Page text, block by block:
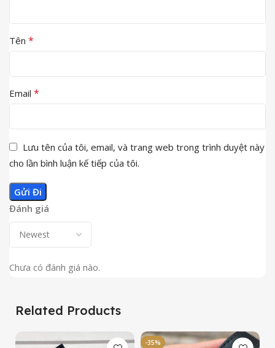
Đánh giá
Chưa có đánh giá nào.
Tên *
Email *
Lưu tên của tôi, email, và trang web trong trình duyệt này
cho lần bình luận kế tiếp của tôi.
Related Products
-35%